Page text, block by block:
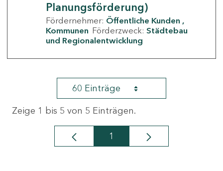
Planungsförderung)
Fördernehmer: Öffentliche Kunden
Kommunen Förderzweck: Städtebau
und Regionalentwicklung
60 Einträge
Zeige 1 bis 5 von 5 Einträgen.
Seite
1